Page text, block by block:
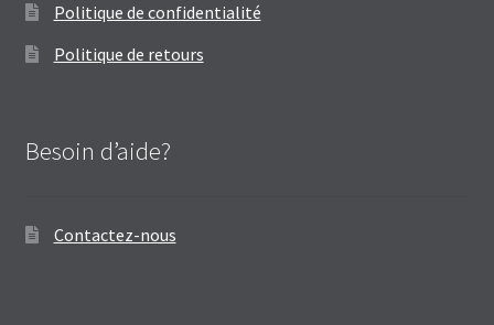
Politique de confidentialité
Politique de retours
Besoin d’aide?
Contactez-nous